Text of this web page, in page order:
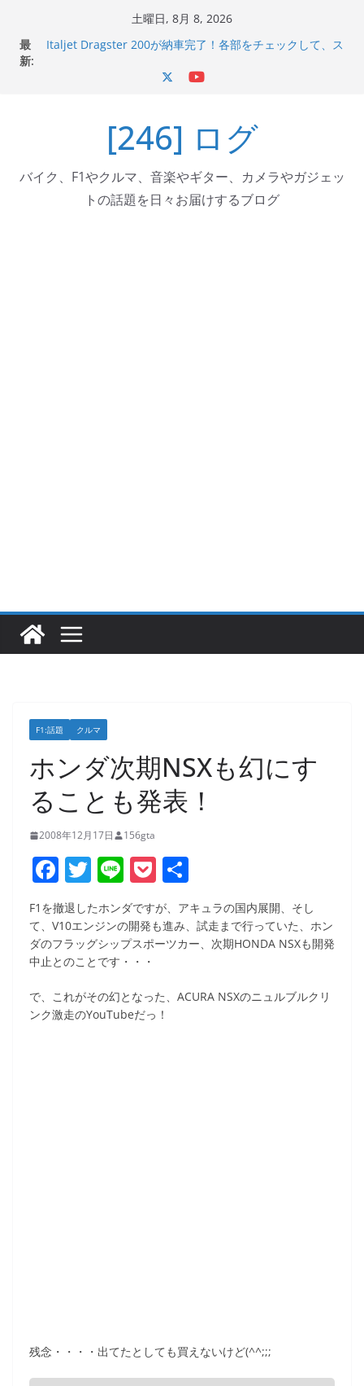
土曜日, 8月 8, 2026
最
新:
コーナリングが楽しくなった
マホホルダー付けて、ガラスコーティング行って来た
岩手県奥州市へのふるさと納税で KGR HARMONY 南部鉄
器エフェクターが返礼品でもらえる！
[246] ログ
バイク、F1やクルマ、音楽やギター、カメラやガジェッ
トの話題を日々お届けするブログ
F1:話題 クルマ
ホンダ次期NSXも幻にす
ることも発表！
2008年12月17日 156gta
F
a
c
e
b
o
o
T
w
itt
er
Li
n
e
P
o
ck
et
有
F1を撤退したホンダですが、アキュラの国内展開、そし
て、V10エンジンの開発も進み、試走まで行っていた、ホン
ダのフラッグシップスポーツカー、次期HONDA NSXも開発
中止とのことです・・・
で、これがその幻となった、ACURA NSXのニュルブルクリ
ンク激走のYouTubeだっ！
残念・・・・出てたとしても買えないけど(^^;;;